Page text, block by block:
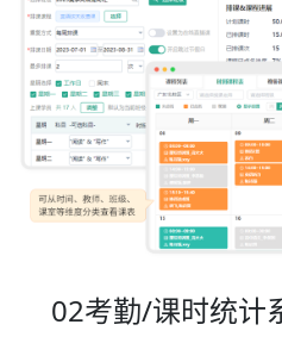
02考勤/课时统计